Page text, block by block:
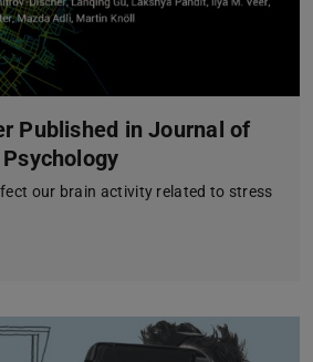
Published in Journal of
our brain activity related to stress